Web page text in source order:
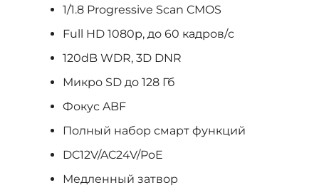
1/1.8 Progressive Scan CMOS
Full HD 1080р, до 60 кадров/c
120dB WDR, 3D DNR
Микро SD до 128 Гб
Фокус ABF
Полный набор смарт функций
DC12V/AC24V/PoE
Медленный затвор